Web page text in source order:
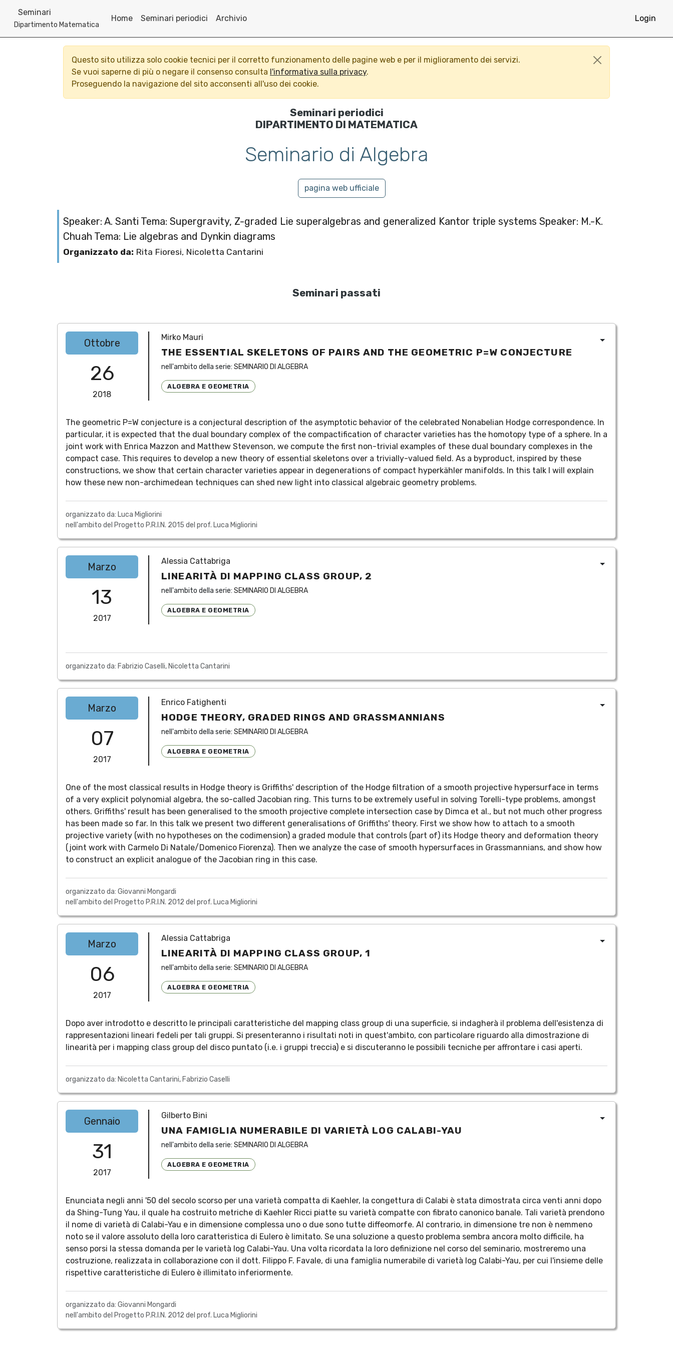
Seminari
Dipartimento Matematica
Home Seminari periodici Archivio Login
Questo sito utilizza solo cookie tecnici per il corretto funzionamento delle pagine web e per il miglioramento dei servizi.
Se vuoi saperne di più o negare il consenso consulta l'informativa sulla privacy.
Proseguendo la navigazione del sito acconsenti all'uso dei cookie.
Seminari periodici
DIPARTIMENTO DI MATEMATICA
Seminario di Algebra
pagina web ufficiale
Speaker: A. Santi Tema: Supergravity, Z-graded Lie superalgebras and generalized Kantor triple systems Speaker: M.-K.
Chuah Tema: Lie algebras and Dynkin diagrams
Organizzato da: Rita Fioresi, Nicoletta Cantarini
Seminari passati
Ottobre
26
2018
Mirko Mauri
THE ESSENTIAL SKELETONS OF PAIRS AND THE GEOMETRIC P=W CONJECTURE
nell'ambito della serie: SEMINARIO DI ALGEBRA
ALGEBRA E GEOMETRIA
The geometric P=W conjecture is a conjectural description of the asymptotic behavior of the celebrated Nonabelian Hodge correspondence. In
particular, it is expected that the dual boundary complex of the compactification of character varieties has the homotopy type of a sphere. In a
joint work with Enrica Mazzon and Matthew Stevenson, we compute the first non-trivial examples of these dual boundary complexes in the
compact case. This requires to develop a new theory of essential skeletons over a trivially-valued field. As a byproduct, inspired by these
constructions, we show that certain character varieties appear in degenerations of compact hyperkähler manifolds. In this talk I will explain
how these new non-archimedean techniques can shed new light into classical algebraic geometry problems.
organizzato da: Luca Migliorini
nell'ambito del Progetto P.R.I.N. 2015 del prof. Luca Migliorini
Marzo
13
2017
Alessia Cattabriga
LINEARITÀ DI MAPPING CLASS GROUP, 2
nell'ambito della serie: SEMINARIO DI ALGEBRA
ALGEBRA E GEOMETRIA
organizzato da: Fabrizio Caselli, Nicoletta Cantarini
Marzo
07
2017
Enrico Fatighenti
HODGE THEORY, GRADED RINGS AND GRASSMANNIANS
nell'ambito della serie: SEMINARIO DI ALGEBRA
ALGEBRA E GEOMETRIA
One of the most classical results in Hodge theory is Griffiths' description of the Hodge filtration of a smooth projective hypersurface in terms
of a very explicit polynomial algebra, the so-called Jacobian ring. This turns to be extremely useful in solving Torelli-type problems, amongst
others. Griffiths' result has been generalised to the smooth projective complete intersection case by Dimca et al., but not much other progress
has been made so far. In this talk we present two different generalisations of Griffiths' theory. First we show how to attach to a smooth
projective variety (with no hypotheses on the codimension) a graded module that controls (part of) its Hodge theory and deformation theory
(joint work with Carmelo Di Natale/Domenico Fiorenza). Then we analyze the case of smooth hypersurfaces in Grassmannians, and show how
to construct an explicit analogue of the Jacobian ring in this case.
organizzato da: Giovanni Mongardi
nell'ambito del Progetto P.R.I.N. 2012 del prof. Luca Migliorini
Marzo
06
2017
Alessia Cattabriga
LINEARITÀ DI MAPPING CLASS GROUP, 1
nell'ambito della serie: SEMINARIO DI ALGEBRA
ALGEBRA E GEOMETRIA
Dopo aver introdotto e descritto le principali caratteristiche del mapping class group di una superficie, si indagherà il problema dell'esistenza di
rappresentazioni lineari fedeli per tali gruppi. Si presenteranno i risultati noti in quest'ambito, con particolare riguardo alla dimostrazione di
linearità per i mapping class group del disco puntato (i.e. i gruppi treccia) e si discuteranno le possibili tecniche per affrontare i casi aperti.
organizzato da: Nicoletta Cantarini, Fabrizio Caselli
Gennaio
31
2017
Gilberto Bini
UNA FAMIGLIA NUMERABILE DI VARIETÀ LOG CALABI-YAU
nell'ambito della serie: SEMINARIO DI ALGEBRA
ALGEBRA E GEOMETRIA
Enunciata negli anni '50 del secolo scorso per una varietà compatta di Kaehler, la congettura di Calabi è stata dimostrata circa venti anni dopo
da Shing-Tung Yau, il quale ha costruito metriche di Kaehler Ricci piatte su varietà compatte con fibrato canonico banale. Tali varietà prendono
il nome di varietà di Calabi-Yau e in dimensione complessa uno o due sono tutte diffeomorfe. Al contrario, in dimensione tre non è nemmeno
noto se il valore assoluto della loro caratteristica di Eulero è limitato. Se una soluzione a questo problema sembra ancora molto difficile, ha
senso porsi la stessa domanda per le varietà log Calabi-Yau. Una volta ricordata la loro definizione nel corso del seminario, mostreremo una
costruzione, realizzata in collaborazione con il dott. Filippo F. Favale, di una famiglia numerabile di varietà log Calabi-Yau, per cui l'insieme delle
rispettive caratteristiche di Eulero è illimitato inferiormente.
organizzato da: Giovanni Mongardi
nell'ambito del Progetto P.R.I.N. 2012 del prof. Luca Migliorini